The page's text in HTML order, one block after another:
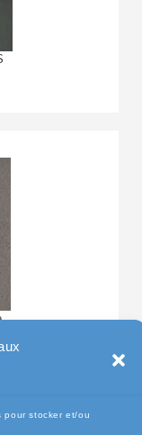
pour stocker et/ou